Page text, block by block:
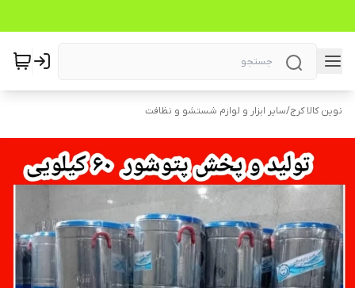
نوین کالا کرج/سایر ابزار و لوازم شستشو و نظافت